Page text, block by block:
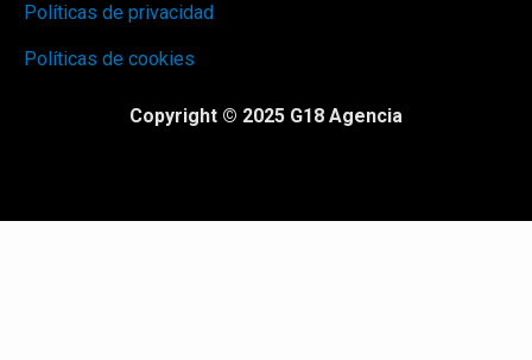
Políticas de privacidad
Políticas de cookies
Copyright © 2025 G18 Agencia